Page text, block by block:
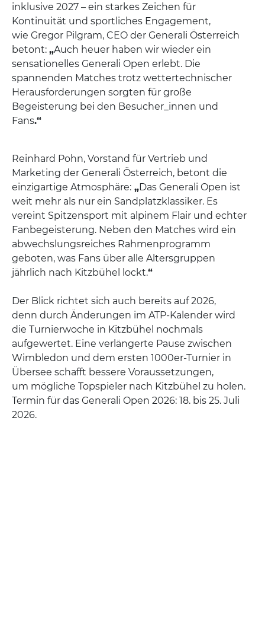
inklusive 2027 – ein starkes Zeichen für
Kontinuität und sportliches Engagement,
wie Gregor Pilgram, CEO der Generali Österreich
betont: „Auch heuer haben wir wieder ein
sensationelles Generali Open erlebt. Die
spannenden Matches trotz wettertechnischer
Herausforderungen sorgten für große
Begeisterung bei den Besucher_innen und
Fans.“
Reinhard Pohn, Vorstand für Vertrieb und
Marketing der Generali Österreich, betont die
einzigartige Atmosphäre: „Das Generali Open ist
weit mehr als nur ein Sandplatzklassiker. Es
vereint Spitzensport mit alpinem Flair und echter
Fanbegeisterung. Neben den Matches wird ein
abwechslungsreiches Rahmenprogramm
geboten, was Fans über alle Altersgruppen
jährlich nach Kitzbühel lockt.“
Der Blick richtet sich auch bereits auf 2026,
denn durch Änderungen im ATP-Kalender wird
die Turnierwoche in Kitzbühel nochmals
aufgewertet. Eine verlängerte Pause zwischen
Wimbledon und dem ersten 1000er-Turnier in
Übersee schafft bessere Voraussetzungen,
um mögliche Topspieler nach Kitzbühel zu holen.
Termin für das Generali Open 2026: 18. bis 25. Juli
2026.